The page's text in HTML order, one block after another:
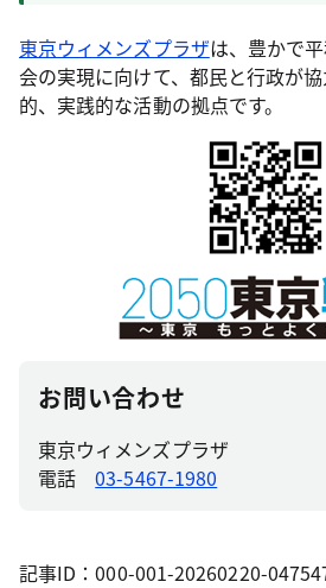
東京ウィメンズプラザは、豊かで
会の実現に向けて、都民と行政が
的、実践的な活動の拠点です。
お問い合わせ
東京ウィメンズプラザ
電話03-5467-1980
記事ID：000-001-20260220-